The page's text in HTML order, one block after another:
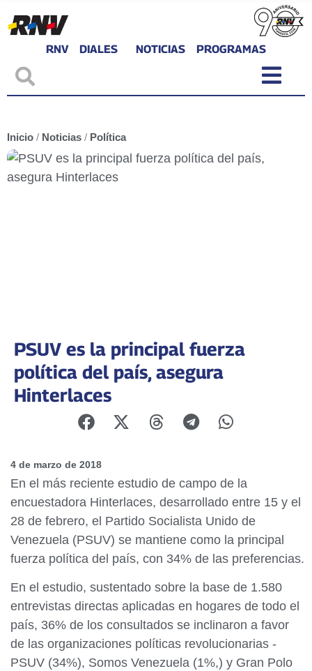
RNV DIALES NOTICIAS PROGRAMAS
Inicio / Noticias / Política
PSUV es la principal fuerza
política del país, asegura
Hinterlaces
4 de marzo de 2018
En el más reciente estudio de campo de la
encuestadora Hinterlaces, desarrollado entre 15 y el
28 de febrero, el Partido Socialista Unido de
Venezuela (PSUV) se mantiene como la principal
fuerza política del país, con 34% de las preferencias.
En el estudio, sustentado sobre la base de 1.580
entrevistas directas aplicadas en hogares de todo el
país, 36% de los consultados se inclinaron a favor
de las organizaciones políticas revolucionarias -
PSUV (34%), Somos Venezuela (1%,) y Gran Polo